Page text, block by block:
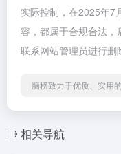
实际控制，在2025年7
容，都属于合规合法
联系网站管理员进行删
脑榜致力于优质、实用
相关导航